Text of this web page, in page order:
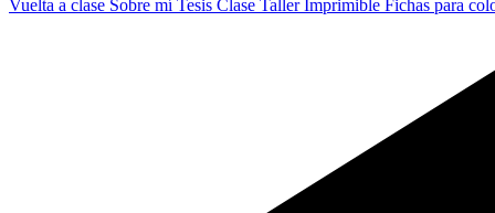
Vuelta a clase Sobre míTesis Clase TallerImprimible Fichas para